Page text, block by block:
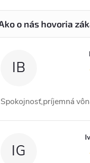
IB
Spokojnosť,príjemná
IG